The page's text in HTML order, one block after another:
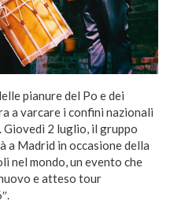
pianure del Po e dei
a varcare i confini nazionali
2 luglio, il gruppo
a Madrid in occasione della
nel mondo, un evento che
e atteso tour